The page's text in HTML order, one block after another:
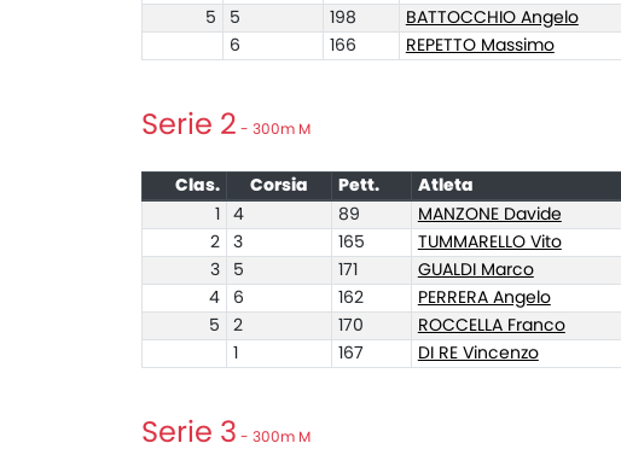
5
5 198 BATTOCCHIO Angelo
6
166 REPETTO Massimo
Serie 2 - 300m M
Clas. Corsia Pett. Atleta
1
4 89 MANZONE Davide
2
3 165 TUMMARELLO Vito
3
5 171 GUALDI Marco
4
6 162 PERRERA Angelo
5
2 170 ROCCELLA Franco
1
167 DI RE Vincenzo
Serie 3 - 300m M